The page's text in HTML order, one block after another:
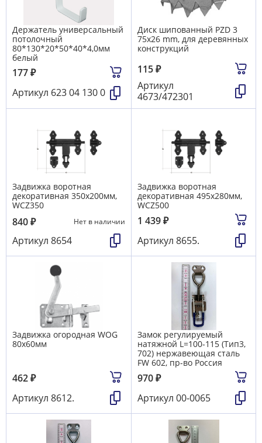
Держатель универсальный
потолочный
80*130*20*50*40*4,0мм
белый
177₽
Артикул 623 04 130 0
Диск шипованный PZD 3
75х26 mm, для деревянных
конструкций
115₽
Артикул
4673/472301
Задвижка воротная
декоративная 350х200мм,
WCZ350
840₽ Нет в наличии
Артикул 8654
Задвижка воротная
декоративная 495х280мм,
WCZ500
1 439₽
Артикул 8655.
Задвижка огородная WOG
80х60мм
462₽
Артикул 8612.
Замок регулируемый
натяжной L=100-115 (Тип3,
702) нержавеющая сталь
FW 602, пр-во Россия
970₽
Артикул 00-0065